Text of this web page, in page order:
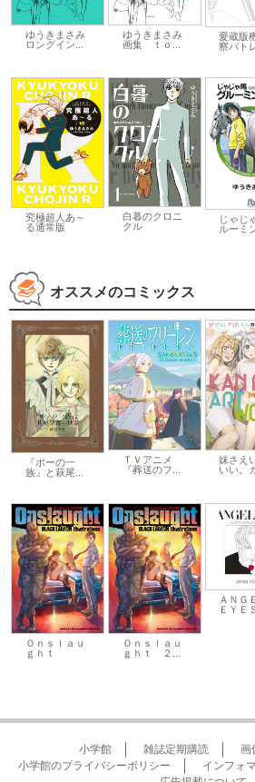
ゆうきまさみ
ロングイン...
ゆうきまさみ
画集 ｔｏ...
愛蔵版
察パト
究極超人あ～
る通常版
白暮のクロニ
クル
じゃじ
ルーミ
オススメのコミックス
『ポーの一
族』と萩尾...
ＴＶアニメ
『葬送のフ...
妹さえ
いい。
Ｏｎｓｌａｕ
ｇｈｔ
Ｏｎｓｌａｕ
ｇｈｔ ２...
ＡＮＧ
ＥＹＥ
小学館 雑誌定期購読
画
小学館のプライバシーポリシー
インフォ